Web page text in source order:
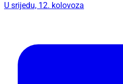
U srijedu, 12. kolovoza